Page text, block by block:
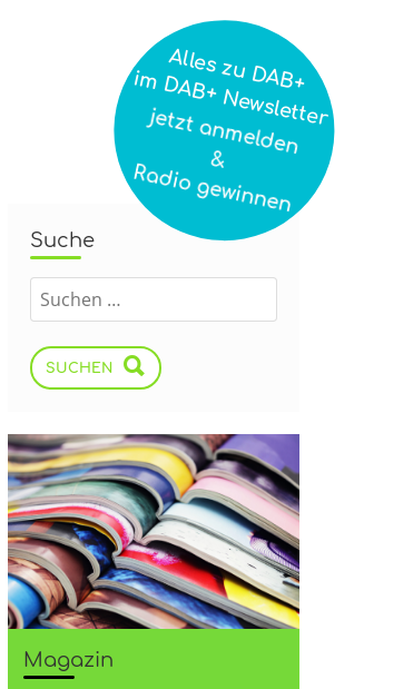
Suche
SUCHEN
Magazin
Alles zu DAB+
im DAB+ Newsletter
jetzt anmelden
&
Radio gewinnen